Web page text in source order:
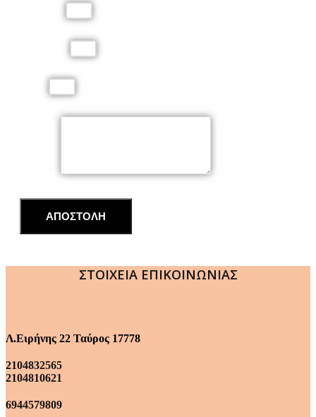
ΑΠΟΣΤΟΛΗ
ΣΤΟΙΧΕΙΑ ΕΠΙΚΟΙΝΩΝΙΑΣ
Λ.Ειρήνης 22 Ταύρος 17778
2104832565
2104810621
6944579809